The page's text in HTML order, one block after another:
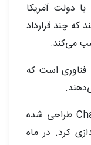
دولت آمریکا
که چند قرارداد
می‌کند.
است که
OpenAI در ژانویه نسخه‌ای از ChatGPT طراحی شده
کرد. در ماه